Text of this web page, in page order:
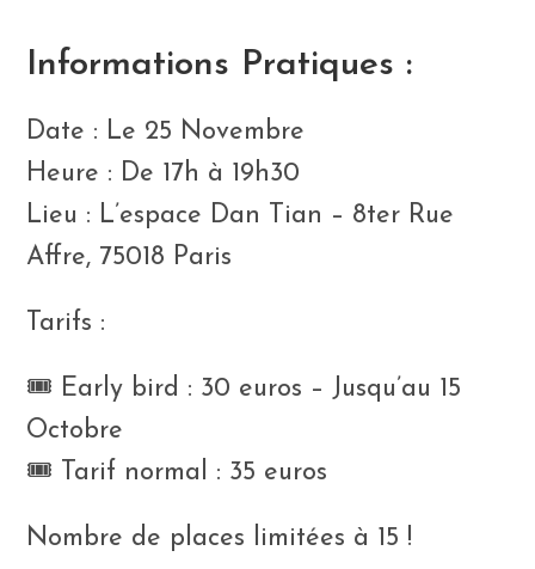
Informations Pratiques :
Date : Le 25 Novembre
Heure : De 17h à 19h30
Lieu : L’espace Dan Tian – 8ter Rue
Affre, 75018 Paris
Tarifs :
🎟️ Early bird : 30 euros – Jusqu’au 15
Octobre
🎟️ Tarif normal : 35 euros
Nombre de places limitées à 15 !